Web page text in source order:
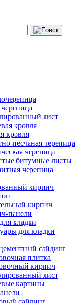
лист
кровля
кровля
песчаная черепица
черепица
битумные листы
черепица
кирпич
кирпич
панели
кладки
для кладки
сайдинг
плитка
кирпич
лист
картины
сайдинг